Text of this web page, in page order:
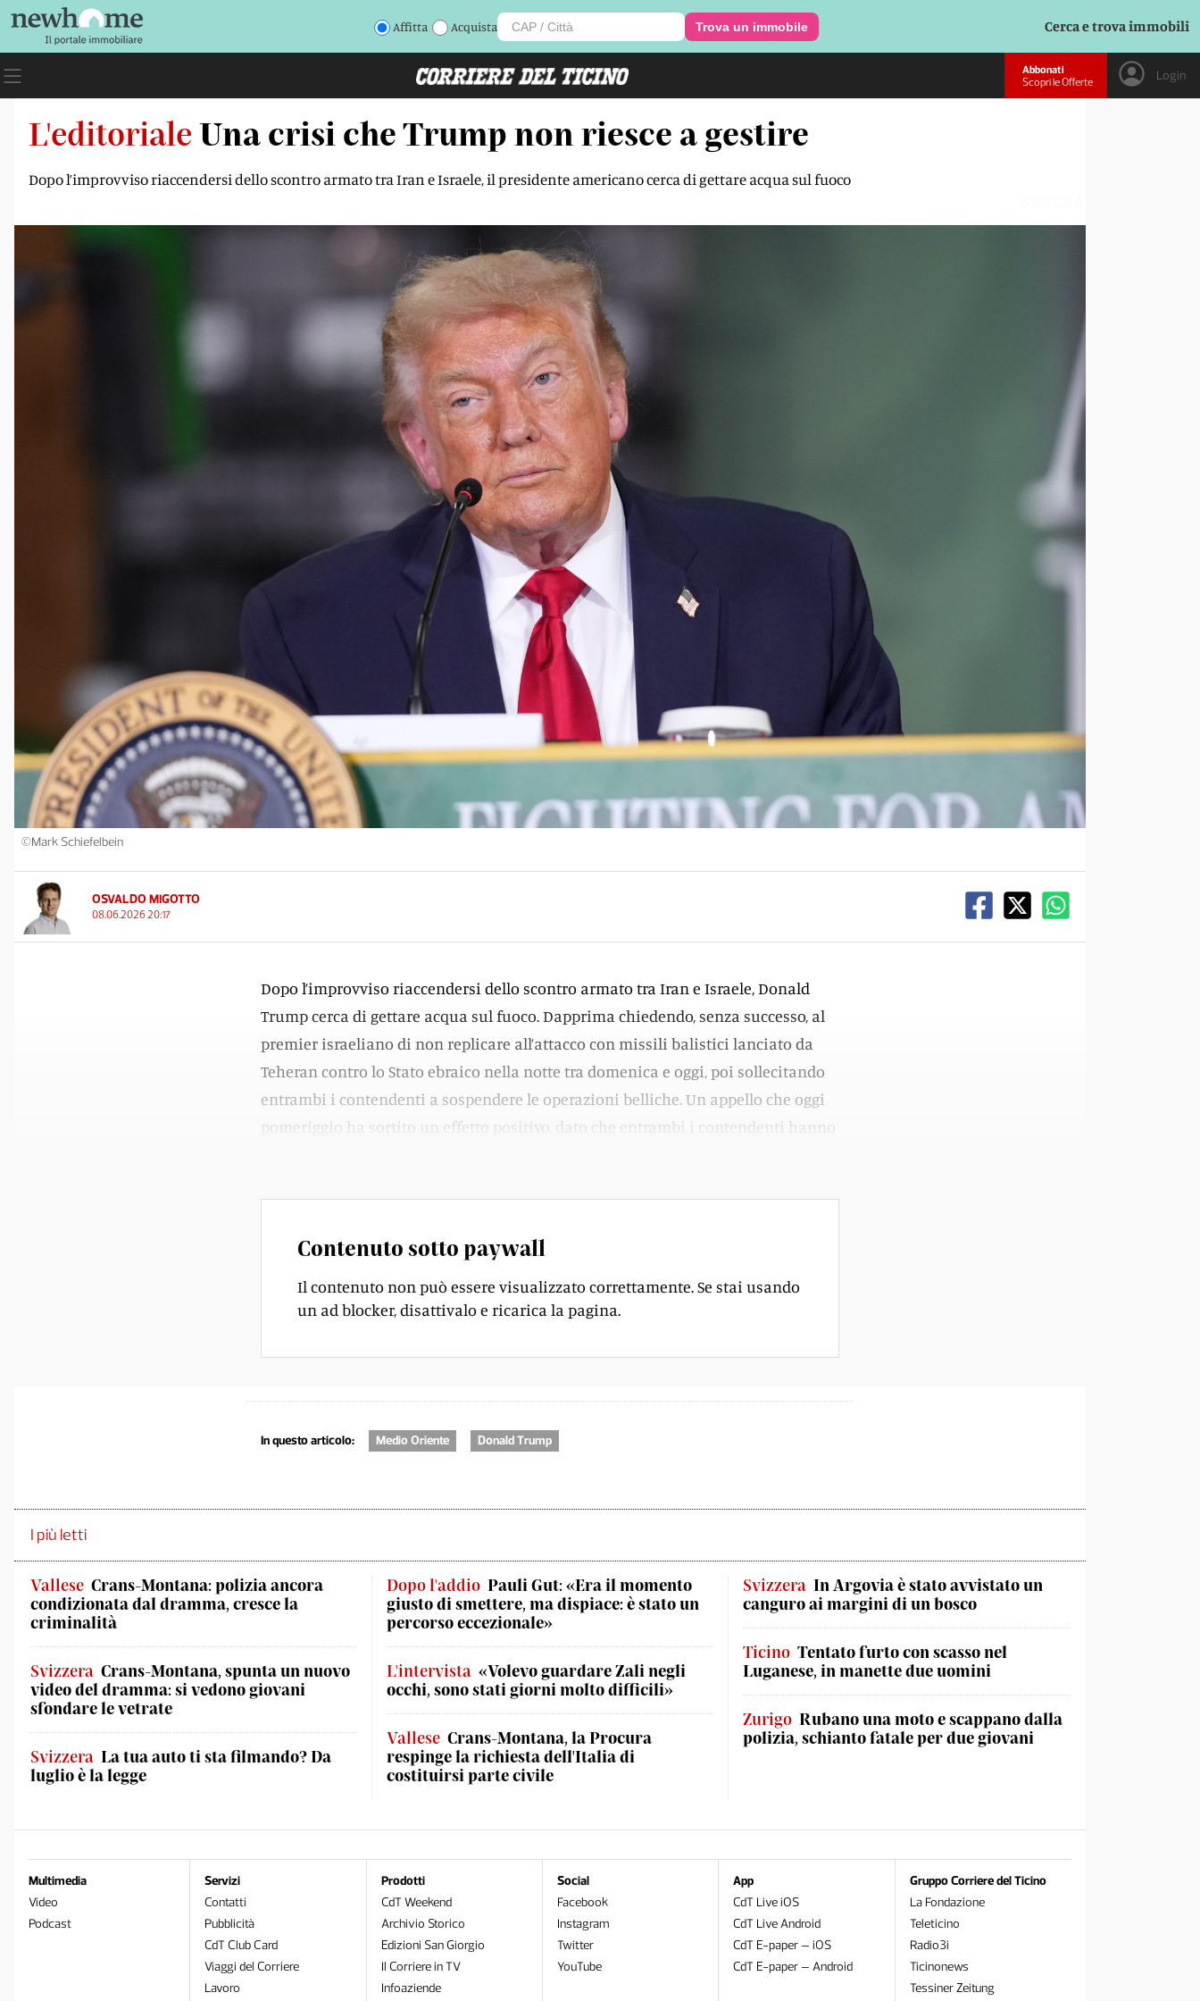
Affitta Acquista Trova un immobile Cerca e trova immobili
Abbonati
Scopri le Offerte
Login
L'editoriale Una crisi che Trump non riesce a gestire
Dopo l’improvviso riaccendersi dello scontro armato tra Iran e Israele, il presidente americano cerca di gettare acqua sul fuoco
©Mark Schiefelbein
OSVALDO MIGOTTO
08.06.2026 20:17
Dopo l’improvviso riaccendersi dello scontro armato tra Iran e Israele, Donald
Trump cerca di gettare acqua sul fuoco. Dapprima chiedendo, senza successo, al
premier israeliano di non replicare all’attacco con missili balistici lanciato da
Teheran contro lo Stato ebraico nella notte tra domenica e oggi, poi sollecitando
entrambi i contendenti a sospendere le operazioni belliche. Un appello che oggi
pomeriggio ha sortito un effetto positivo, dato che entrambi i contendenti hanno
Contenuto sotto paywall
Il contenuto non può essere visualizzato correttamente. Se stai usando
un ad blocker, disattivalo e ricarica la pagina.
In questo articolo: Medio Oriente Donald Trump
I più letti
Vallese Crans-Montana: polizia ancora
condizionata dal dramma, cresce la
criminalità
Svizzera Crans-Montana, spunta un nuovo
video del dramma: si vedono giovani
sfondare le vetrate
Svizzera La tua auto ti sta filmando? Da
luglio è la legge
Dopo l'addio Pauli Gut: «Era il momento
giusto di smettere, ma dispiace: è stato un
percorso eccezionale»
L'intervista «Volevo guardare Zali negli
occhi, sono stati giorni molto difficili»
Vallese Crans-Montana, la Procura
respinge la richiesta dell'Italia di
costituirsi parte civile
Svizzera In Argovia è stato avvistato un
canguro ai margini di un bosco
Ticino Tentato furto con scasso nel
Luganese, in manette due uomini
Zurigo Rubano una moto e scappano dalla
polizia, schianto fatale per due giovani
Multimedia
Video
Podcast
Servizi
Contatti
Pubblicità
CdT Club Card
Viaggi del Corriere
Lavoro
Prodotti
CdT Weekend
Archivio Storico
Edizioni San Giorgio
Il Corriere in TV
Infoaziende
Social
Facebook
Instagram
Twitter
YouTube
App
CdT Live iOS
CdT Live Android
CdT E-paper – iOS
CdT E-paper – Android
Gruppo Corriere del Ticino
La Fondazione
Teleticino
Radio3i
Ticinonews
Tessiner Zeitung